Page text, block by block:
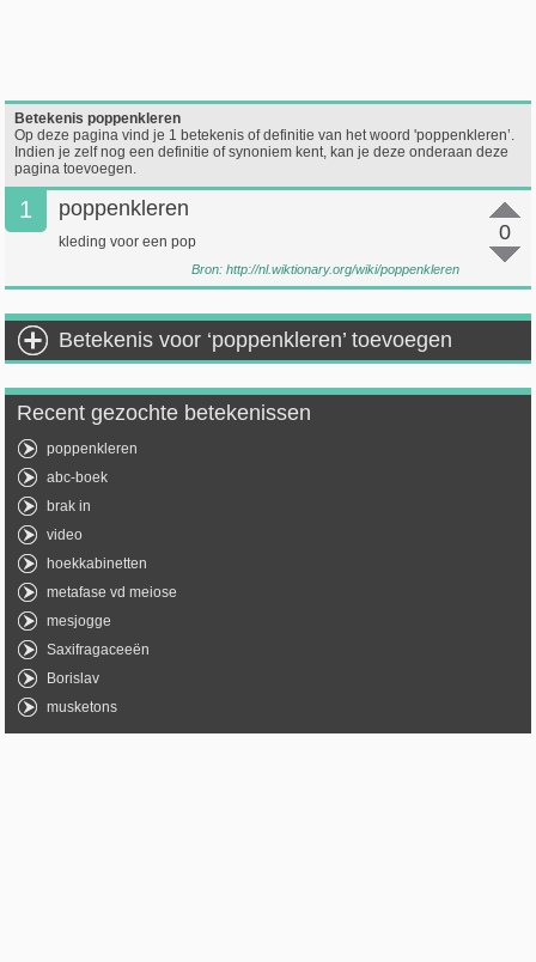
Betekenis poppenkleren
Op deze pagina vind je 1 betekenis of definitie van het woord 'poppenkleren’.
Indien je zelf nog een definitie of synoniem kent, kan je deze onderaan deze
pagina toevoegen.
1
0
poppenkleren
kleding voor een pop
Bron: http://nl.wiktionary.org/wiki/poppenkleren
Betekenis voor ‘poppenkleren’ toevoegen
Recent gezochte betekenissen
poppenkleren
abc-boek
brak in
video
hoekkabinetten
metafase vd meiose
mesjogge
Saxifragaceeën
Borislav
musketons